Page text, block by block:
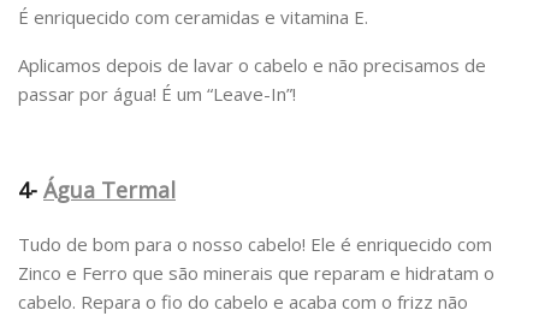
É enriquecido com ceramidas e vitamina E.
Aplicamos depois de lavar o cabelo e não precisamos de
passar por água! É um “Leave-In”!
4- Água Termal
Tudo de bom para o nosso cabelo! Ele é enriquecido com
Zinco e Ferro que são minerais que reparam e hidratam o
cabelo. Repara o fio do cabelo e acaba com o frizz não